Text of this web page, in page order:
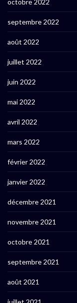
octobre 2022
septembre 2022
août 2022
juillet 2022
juin 2022
mai 2022
avril 2022
mars 2022
février 2022
janvier 2022
décembre 2021
novembre 2021
octobre 2021
septembre 2021
août 2021